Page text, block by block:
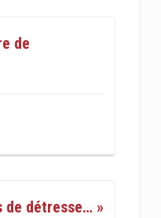
de
de détresse… »